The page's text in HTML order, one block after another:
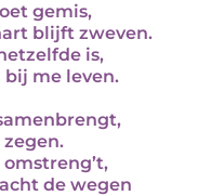
gemis,
blijft zweven.
is,
me leven.
de wegen